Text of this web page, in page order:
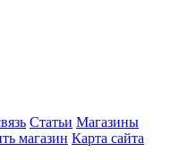
Статьи Магазины
магазин Карта сайта